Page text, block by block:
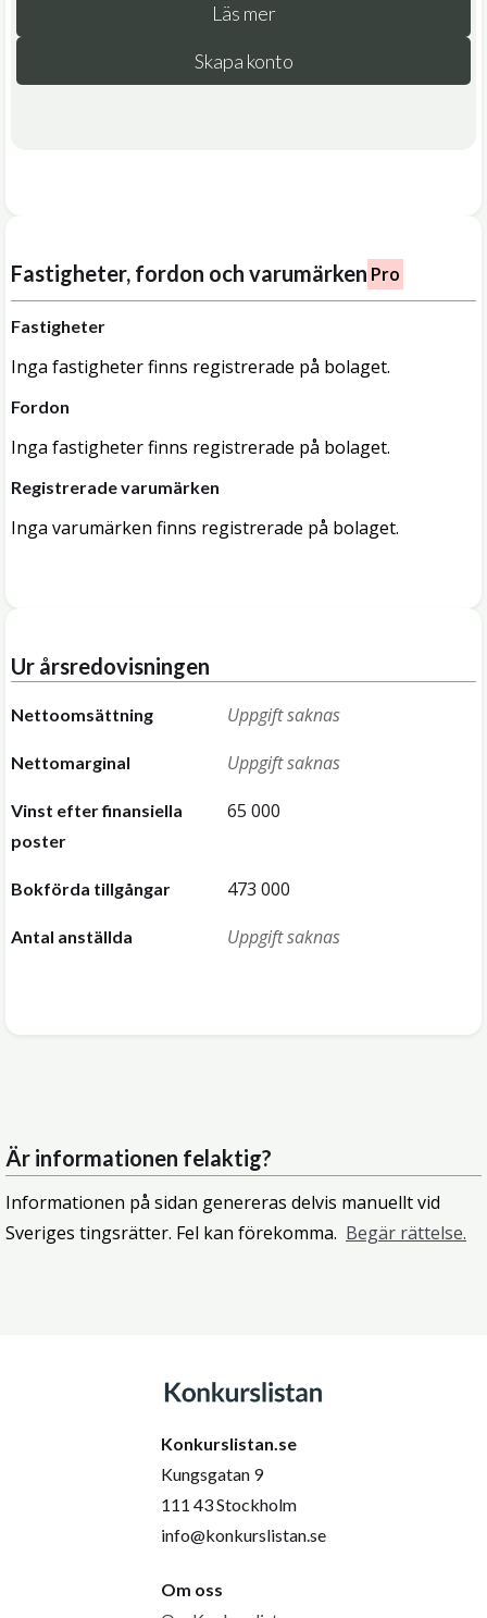
Läs mer
Skapa konto
Fastigheter, fordon och varumärken Pro
Fastigheter
Inga fastigheter finns registrerade på bolaget.
Fordon
Inga fastigheter finns registrerade på bolaget.
Registrerade varumärken
Inga varumärken finns registrerade på bolaget.
Ur årsredovisningen
Nettoomsättning Uppgift saknas
Nettomarginal Uppgift saknas
Vinst efter finansiella
poster
65 000
Bokförda tillgångar 473 000
Antal anställda Uppgift saknas
Är informationen felaktig?
Informationen på sidan genereras delvis manuellt vid
Sveriges tingsrätter. Fel kan förekomma. Begär rättelse.
Konkurslistan.se
Kungsgatan 9
111 43 Stockholm
info@konkurslistan.se
Om oss